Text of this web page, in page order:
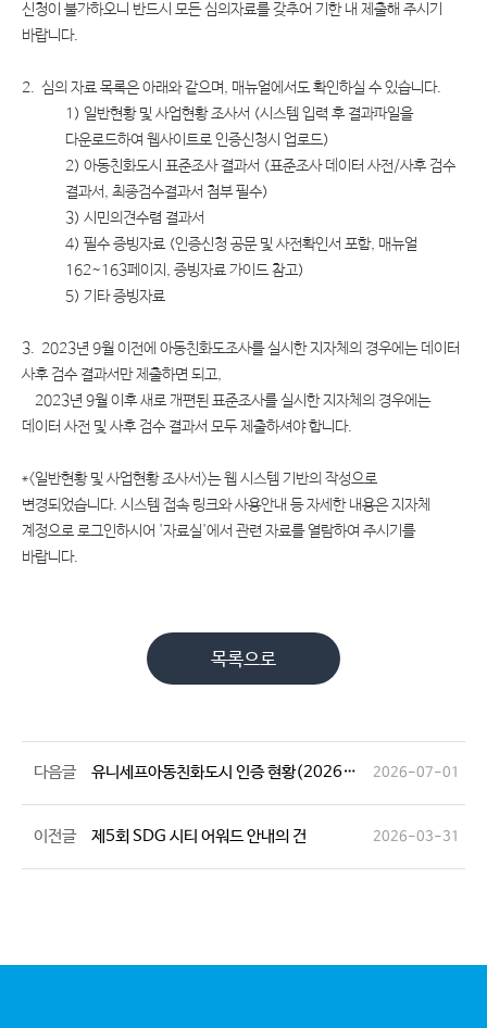
신청이 불가하오니 반드시 모든 심의자료를 갖추어 기한 내 제출해 주시기
바랍니다.
2. 심의 자료 목록은 아래와 같으며, 매뉴얼에서도 확인하실 수 있습니다.
1) 일반현황 및 사업현황 조사서 (시스템 입력 후 결과파일을
다운로드하여 웹사이트로 인증신청시 업로드)
2) 아동친화도시 표준조사 결과서 (표준조사 데이터 사전/사후 검수
결과서, 최종검수결과서 첨부 필수)
3) 시민의견수렴 결과서
4) 필수 증빙자료 (인증신청 공문 및 사전확인서 포함, 매뉴얼
162~163페이지, 증빙자료 가이드 참고)
5) 기타 증빙자료
3. 2023년 9월 이전에 아동친화도조사를 실시한 지자체의 경우에는 데이터
사후 검수 결과서만 제출하면 되고,
2023년 9월 이후 새로 개편된 표준조사를 실시한 지자체의 경우에는
데이터 사전 및 사후 검수 결과서 모두 제출하셔야 합니다.
*<일반현황 및 사업현황 조사서>는 웹 시스템 기반의 작성으로
변경되었습니다. 시스템 접속 링크와 사용안내 등 자세한 내용은 지자체
계정으로 로그인하시어 '자료실'에서 관련 자료를 열람하여 주시기를
바랍니다.
목록으로
다음글 유니세프아동친화도시 인증 현황(2026년 7월 3일 기준) 2026-07-01
이전글 제5회 SDG 시티 어워드 안내의 건 2026-03-31